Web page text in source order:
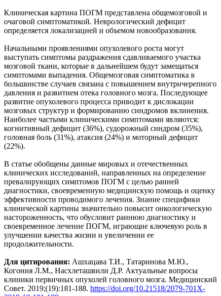
Клиническая картина ПОГМ представлена общемозговой и
очаговой симптоматикой. Неврологический дефицит
определяется локализацией и объемом новообразования.
Начальными проявлениями опухолевого роста могут
выступать симптомы раздражения сдавливаемого участка
мозговой ткани, которые в дальнейшем будут замещаться
симптомами выпадения. Общемозговая симптоматика в
большинстве случаев связана с повышением внутричерепного
давления и развитием отека головного мозга. Последующее
развитие опухолевого процесса приводит к дислокации
мозговых структур и формированию синдромов вклинения.
Наиболее частыми клиническими симптомами являются:
когнитивный дефицит (36%), судорожный синдром (35%),
головная боль (31%), атаксия (24%) и моторный дефицит
(22%).
В статье обобщены данные мировых и отечественных
клинических исследований, направленных на определение
превалирующих симптомов ПОГМ с целью ранней
диагностики, своевременную медицинскую помощь и оценку
эффективности проводимого лечения. Знание специфики
клинической картины значительно повысит онкологическую
настороженность, что обусловит раннюю диагностику и
своевременное лечение ПОГМ, играющие ключевую роль в
улучшении качества жизни и увеличении ее
продолжительности.
Для цитирования: Ашхацава Т.И., Татаринова М.Ю.,
Когония Л.М., Насхлеташвили Д.Р. Актуальные вопросы
клиники первичных опухолей головного мозга. Медицинский
Совет. 2019;(19):181-188. https://doi.org/10.21518/2079-701X-